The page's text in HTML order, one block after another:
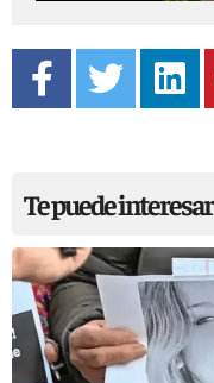
Te puede interesar